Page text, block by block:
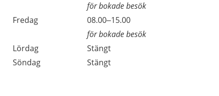
för bokade besök
Fredag
08.00–15.00
för bokade besök
Lördag
Stängt
Söndag
Stängt